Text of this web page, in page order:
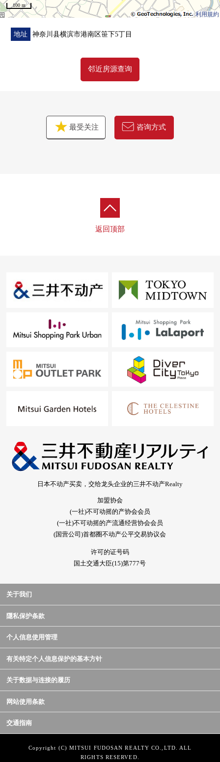
在驾车前来的时候，请使用mioka的停车场。
正交停车场服务券。
恭候您的光临。
利用規約
100 m
地址 神奈川县横滨市港南区笹下5丁目
邻近房源查询
最受关注 咨询方式
返回顶部
日本不动产买卖，交给龙头企业的三井不动产Realty
加盟协会
(一社)不可动摇的产协会会员
(一社)不可动摇的产流通经营协会会员
(国营公司)首都圈不动产公平交易协议会
许可的证号码
国土交通大臣(15)第777号
关于我们
隱私保护条款
个人信息使用管理
有关特定个人信息保护的基本方针
关于数据与连接的履历
网站使用条款
交通指南
Copyright (C) MITSUI FUDOSAN REALTY CO.,LTD. ALL
RIGHTS RESERVED.